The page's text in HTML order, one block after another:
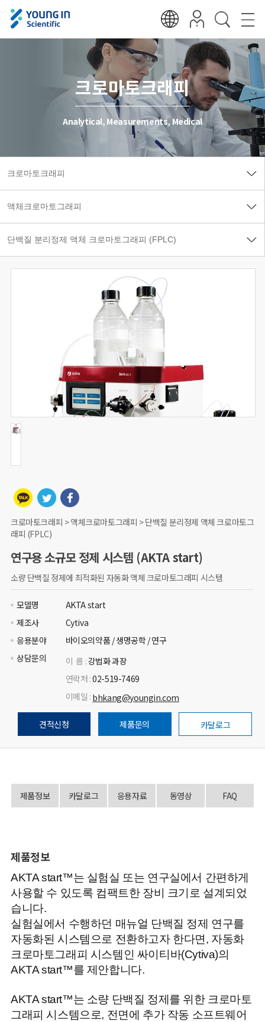
크로마토크래피
Analytical, Measurements, Medical
크로마토크래피 > 액체크로마토그래피 > 단백질 분리정제 액체 크로마토그
래피 (FPLC)
연구용 소규모 정제 시스템 (AKTA start)
소량 단백질 정제에 최적화된 자동화 액체 크로마토그래피 시스템
모델명
AKTA start
제조사
Cytiva
응용분야
바이오의약품 / 생명공학 / 연구
상담문의
이 름 :강법화 과장
연락처 :02-519-7469
이메일 : bhkang@youngin.com
견적신청 제품문의 카달로그
제품정보 카달로그 응용자료 동영상 FAQ
제품정보
AKTA start™는 실험실 또는 연구실에서 간편하게
사용할 수 있도록 컴팩트한 장비 크기로 설계되었
습니다.
실험실에서 수행하던 매뉴얼 단백질 정제 연구를
자동화된 시스템으로 전환하고자 한다면, 자동화
크로마토그래피 시스템인 싸이티바(Cytiva)의
AKTA start™를 제안합니다.
AKTA start™는 소량 단백질 정제를 위한 크로마토
그래피 시스템으로, 전면에 추가 작동 소프트웨어